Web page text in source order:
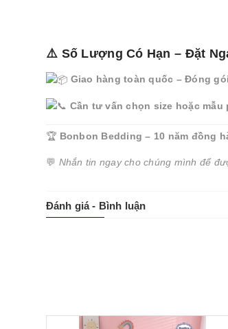
⚠️ Số Lượng Có Hạn – Đặt
Giao hàng toàn quốc – Đóng
Cần tư vấn chọn size hoặc mẫu
🏆 Bonbon Bedding – 10 năm đồng
💬 Nhắn tin ngay cho chúng mình để
Đánh giá - Bình luận